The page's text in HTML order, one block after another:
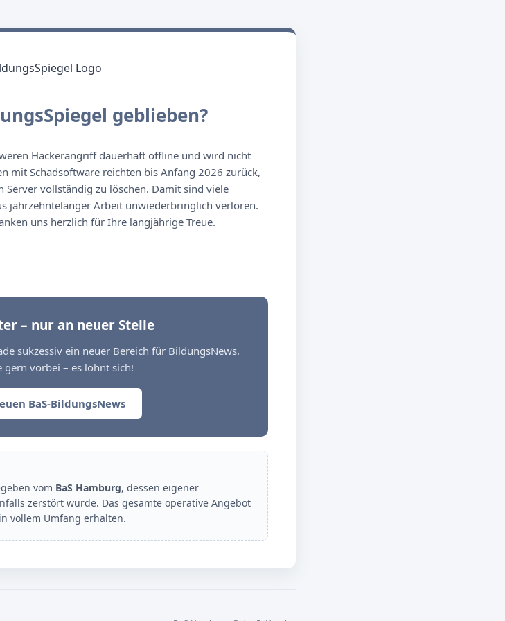
geblieben?
Hackerangriff dauerhaft offline und wird nicht
mit Schadsoftware reichten bis Anfang 2026 zurück,
vollständig zu löschen. Damit sind viele
jahrzehntelanger Arbeit unwiederbringlich verloren.
uns herzlich für Ihre langjährige Treue.
– nur an neuer Stelle
sukzessiv ein neuer Bereich für BildungsNews.
gern vorbei – es lohnt sich!
BaS-BildungsNews
vom BaS Hamburg, dessen eigener
zerstört wurde. Das gesamte operative Angebot
vollem Umfang erhalten.